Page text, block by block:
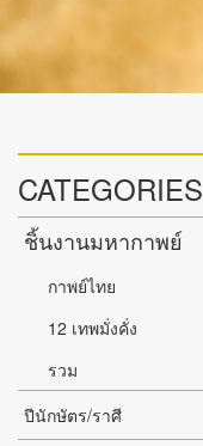
CATEGORIES
ชิ้นงานมหากาพย์
กาพย์ไทย
12 เทพมั่งคั่ง
รวม
ปีนักษัตร/ราศี